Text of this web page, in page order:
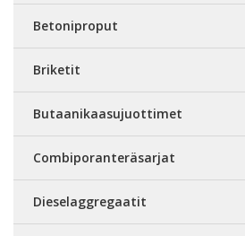
Betoniproput
Briketit
Butaanikaasujuottimet
Combiporanteräsarjat
Dieselaggregaatit